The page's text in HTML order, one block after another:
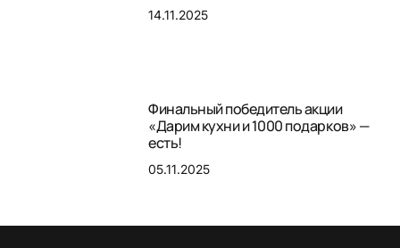
14.11.2025
Финальный победитель акции
«Дарим кухни и 1000 подарков» —
есть!
05.11.2025